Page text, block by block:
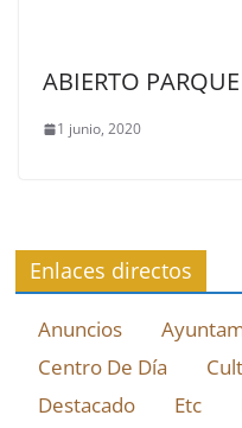
ABIERTO
1 junio, 2020
Enlaces directos
Anuncios
Centro De Día
Destacado
Etc